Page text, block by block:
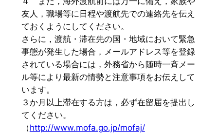
友人， 職場等に日程や渡航先での連絡先を伝え
ておくようにしてください。
さらに，渡航・滞在先の国・ 地域において緊急
事態が発生した場合， メールアドレス等を登録
されている場合には， 外務省から随時一斉メー
ル等により最新の情勢と注意事項をお伝え して
います。
３か月以上滞在する方は，必ず在留届を提出し
てください。
（http://www.mofa.go.jp/mofaj/